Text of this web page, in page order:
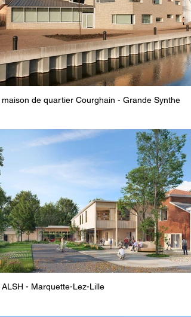
maison de quartier Courghain - Grande Synthe
ALSH - Marquette-Lez-Lille